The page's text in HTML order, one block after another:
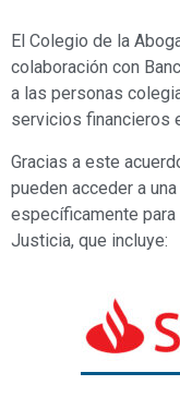
El Colegio de la
colaboración con
a las personas
servicios financieros
Gracias a este
pueden acceder a una
específicamente
Justicia, que incluye: